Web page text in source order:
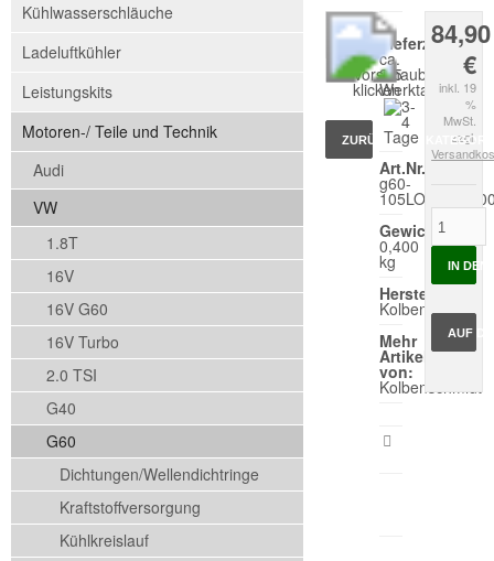
Vorschaubild
klicken
ZURÜCK ZUR
84,90
€
inkl. 19
%
MwSt.
zzgl.
IN DEN
AUF
*
Lieferzeit:
ca.
2-5
Werktage
Art.Nr.:
g60-
Gewicht:
0,400
kg
Hersteller:
Kolbenschmidt
Mehr
Artikel
von:
Kolbenschmidt
Kühlwasserschläuche
Ladeluftkühler
Leistungskits
Motoren-/ Teile und Technik
Audi
VW
1.8T
16V
16V G60
16V Turbo
2.0 TSI
G40
G60
Dichtungen/Wellendichtringe
Kraftstoffversorgung
Kühlkreislauf